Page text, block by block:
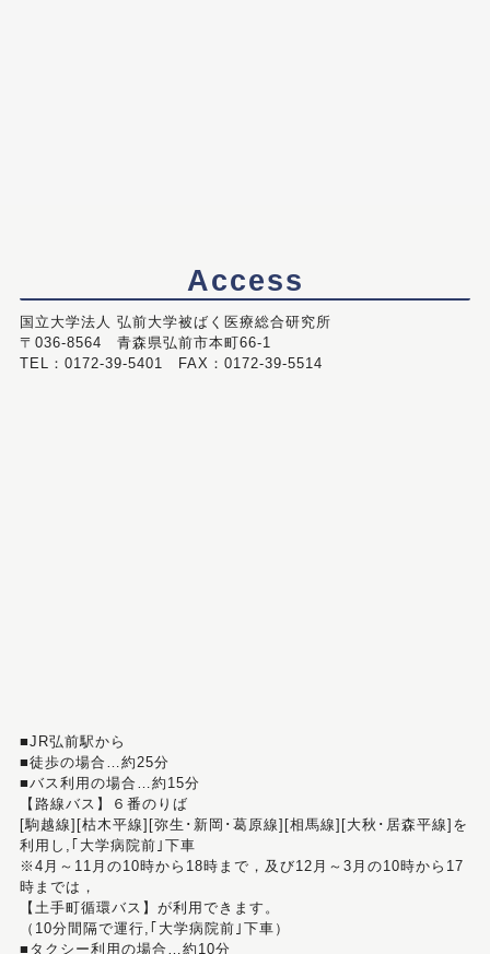
Access
国立大学法人 弘前大学被ばく医療総合研究所
〒036-8564 青森県弘前市本町66-1
TEL：0172-39-5401 FAX：0172-39-5514
■JR弘前駅から
■徒歩の場合…約25分
■バス利用の場合…約15分
【路線バス】６番のりば
[駒越線][枯木平線][弥生･新岡･葛原線][相馬線][大秋･居森平線]を
利用し,｢大学病院前｣下車
※4月～11月の10時から18時まで，及び12月～3月の10時から17
時までは，
【土手町循環バス】が利用できます。
（10分間隔で運行,｢大学病院前｣下車）
■タクシー利用の場合…約10分